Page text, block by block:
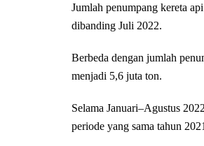
Jumlah penumpang kereta
dibanding Juli 2022.
Berbeda dengan jumlah
menjadi 5,6 juta ton.
Selama Januari–Agustus
periode yang sama tahun